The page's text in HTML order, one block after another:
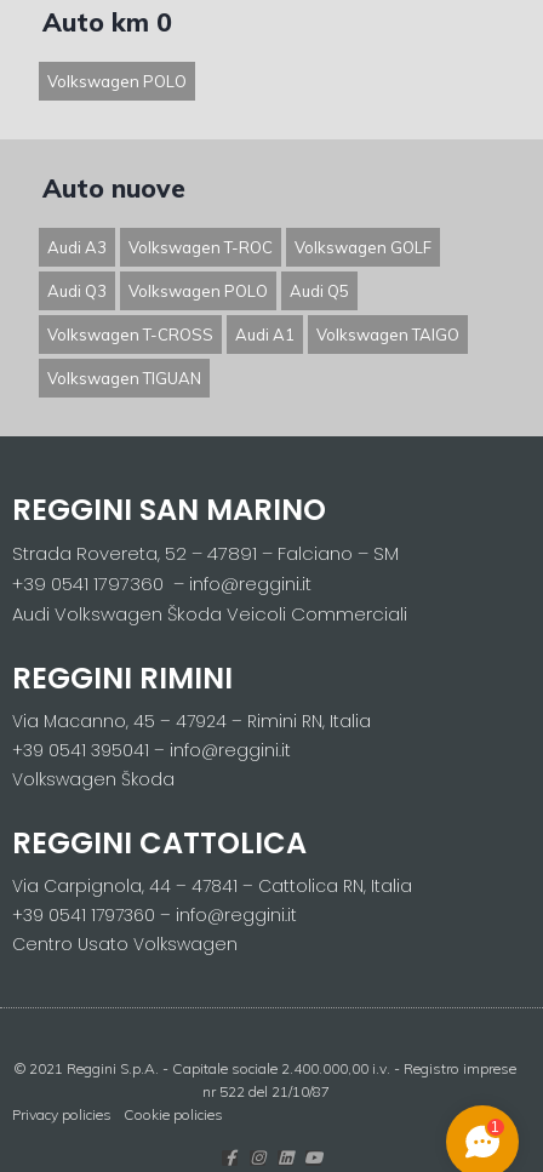
Auto km 0
Volkswagen POLO
Auto nuove
Audi A3 Volkswagen T-ROC Volkswagen GOLF
Audi Q3 Volkswagen POLO Audi Q5
Volkswagen T-CROSS Audi A1 Volkswagen TAIGO
Volkswagen TIGUAN
REGGINI SAN MARINO
Strada Rovereta, 52 – 47891 – Falciano – SM
+39 0541 1797360 – info@reggini.it
Audi Volkswagen Škoda Veicoli Commerciali
REGGINI RIMINI
Via Macanno, 45 – 47924 – Rimini RN, Italia
+39 0541 395041 – info@reggini.it
Volkswagen Škoda
REGGINI CATTOLICA
Via Carpignola, 44 – 47841 – Cattolica RN, Italia
+39 0541 1797360 – info@reggini.it
Centro Usato Volkswagen
© 2021 Reggini S.p.A. - Capitale sociale 2.400.000,00 i.v. - Registro imprese
nr 522 del 21/10/87
Privacy policies
Cookie policies
1